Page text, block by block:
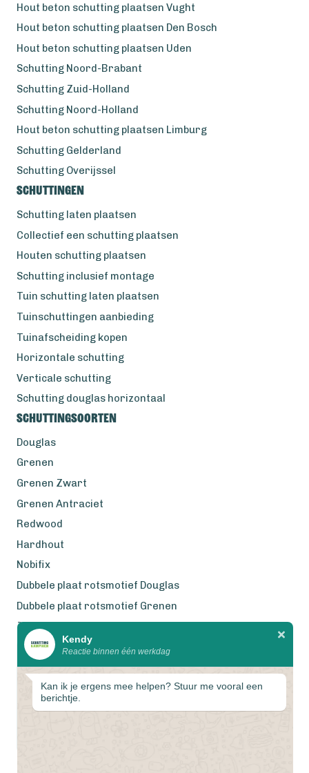
Hout beton schutting plaatsen Vught
Hout beton schutting plaatsen Den Bosch
Hout beton schutting plaatsen Uden
Schutting Noord-Brabant
Schutting Zuid-Holland
Schutting Noord-Holland
Hout beton schutting plaatsen Limburg
Schutting Gelderland
Schutting Overijssel
Schuttingen
Schutting laten plaatsen
Collectief een schutting plaatsen
Houten schutting plaatsen
Schutting inclusief montage
Tuin schutting laten plaatsen
Tuinschuttingen aanbieding
Tuinafscheiding kopen
Horizontale schutting
Verticale schutting
Schutting douglas horizontaal
Schuttingsoorten
Douglas
Grenen
Grenen Zwart
Grenen Antraciet
Redwood
Hardhout
Nobifix
Dubbele plaat rotsmotief Douglas
Dubbele plaat rotsmotief Grenen
Zweeds Rabat Douglas
Wij werken met eerlijke
gecertificeerde houtsoorten
Kendy
Reactie binnen één werkdag
Kan ik je ergens mee helpen? Stuur me vooral een
berichtje.